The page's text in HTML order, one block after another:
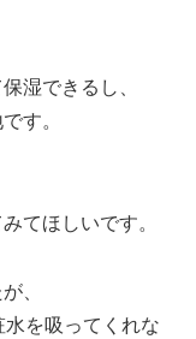
湿できるし、
す。
てほしいです。
、
を吸ってくれな